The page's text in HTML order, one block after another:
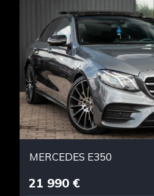
MERCEDES E350
21 990 €